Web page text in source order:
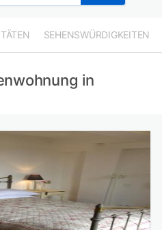
SEHENSWÜRDIGKEITEN
in